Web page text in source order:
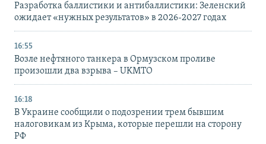
Разработка баллистики и антибаллистики: Зеленский
ожидает «нужных результатов» в 2026-2027 годах
16:55
Возле нефтяного танкера в Ормузском проливе
произошли два взрыва – UKMTO
16:18
В Украине сообщили о подозрении трем бывшим
налоговикам из Крыма, которые перешли на сторону
РФ